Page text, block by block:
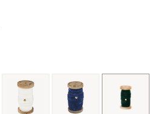
creme dunkelblau